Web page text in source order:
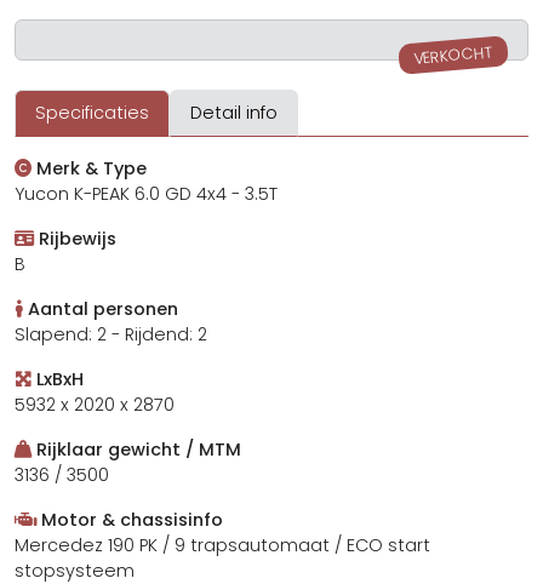
VERKOCHT
Specificaties Detail info
Merk & Type
Yucon K-PEAK 6.0 GD 4x4 - 3.5T
Rijbewijs
B
Aantal personen
Slapend: 2 - Rijdend: 2
LxBxH
5932 x 2020 x 2870
Rijklaar gewicht / MTM
3136 / 3500
Motor & chassisinfo
Mercedez 190 PK / 9 trapsautomaat / ECO start
stopsysteem